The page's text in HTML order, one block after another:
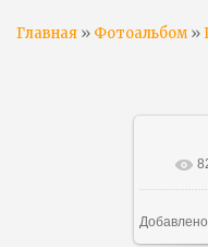
Главная » Фотоальбом»
В
Добавлено